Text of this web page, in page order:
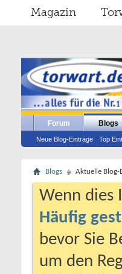
Magazin
Forum Blogs
Neue Blog-Einträge Top
Blogs Aktuelle Blog-
Wenn dies
Häufig
bevor Sie
um den